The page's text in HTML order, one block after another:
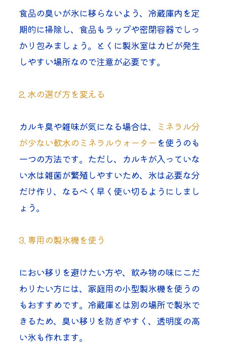
食品の臭いが氷に移らないよう、冷蔵庫内を定
期的に掃除し、食品もラップや密閉容器でしっ
かり包みましょう。とくに製氷室はカビが発生
しやすい場所なので注意が必要です。
2. 水の選び方を変える
カルキ臭や雑味が気になる場合は、
ミネラル分
が少ない軟水のミネラルウォーターを使うのも
一つの方法です。ただし、カルキが入っていな
い水は雑菌が繁殖しやすいため、氷は必要な分
だけ作り、なるべく早く使い切るようにしまし
ょう。
3. 専用の製氷機を使う
におい移りを避けたい方や、飲み物の味にこだ
わりたい方には、家庭用の小型製氷機を使うの
もおすすめです。冷蔵庫とは別の場所で製氷で
きるため、臭い移りを防ぎやすく、透明度の高
い氷も作れます。